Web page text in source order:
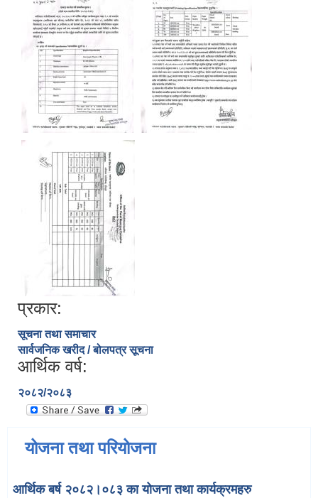
प्रकार:
सूचना तथा समाचार
सार्वजनिक खरीद / बोलपत्र सूचना
आर्थिक वर्ष:
२०८२/२०८३
योजना तथा परियोजना
आर्थिक बर्ष २०८२।०८३ का योजना तथा कार्यक्रमहरु